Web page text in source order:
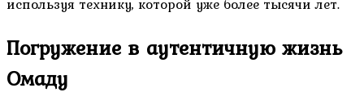
используя технику, которой уже более тысячи лет.
Погружение в аутентичную жизнь
Омаду